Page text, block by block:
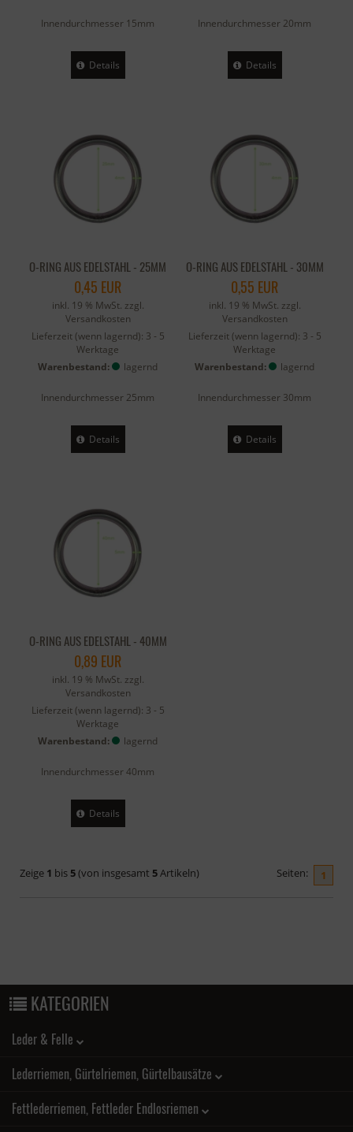
Innendurchmesser 15mm
Details
Innendurchmesser 20mm
Details
O-RING AUS EDELSTAHL - 25MM
0,45 EUR
inkl. 19 % MwSt. zzgl.
Versandkosten
Lieferzeit (wenn lagernd): 3 - 5
Werktage
Warenbestand:
lagernd
Innendurchmesser 25mm
Details
O-RING AUS EDELSTAHL - 30MM
0,55 EUR
inkl. 19 % MwSt. zzgl.
Versandkosten
Lieferzeit (wenn lagernd): 3 - 5
Werktage
Warenbestand:
lagernd
Innendurchmesser 30mm
Details
O-RING AUS EDELSTAHL - 40MM
0,89 EUR
inkl. 19 % MwSt. zzgl.
Versandkosten
Lieferzeit (wenn lagernd): 3 - 5
Werktage
Warenbestand:
lagernd
Innendurchmesser 40mm
Details
Zeige 1 bis5(von insgesamt 5Artikeln) Seiten: 1
KATEGORIEN
Leder & Felle
Lederriemen, Gürtelriemen, Gürtelbausätze
Fettlederriemen, Fettleder Endlosriemen